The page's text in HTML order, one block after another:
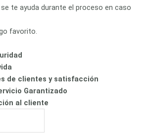
te ayuda durante el proceso en caso
favorito.
de clientes y satisfacción
Garantizado
al cliente